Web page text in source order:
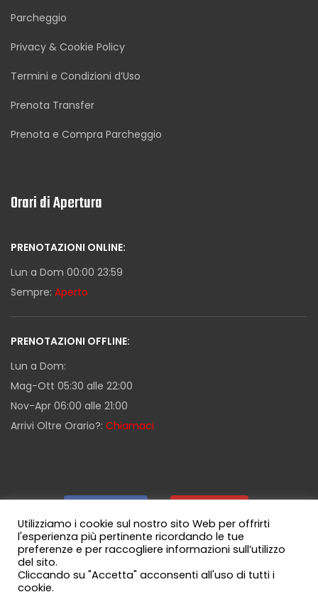
Parcheggio
Privacy & Cookie Policy
Termini e Condizioni d’Uso
Prenota Transfer
Prenota e Compra Parcheggio
Orari di Apertura
PRENOTAZIONI ONLINE:
Lun a Dom 00:00 23:59
Sempre: Aperto
PRENOTAZIONI OFFLINE:
Lun a Dom:
Mag-Ott 05:30 alle 22:00
Nov-Apr 06:00 alle 21:00
Arrivi Oltre Orario?: Chiamaci
Guida Milazzo | Canale WhatsApp
Utilizziamo i cookie sul nostro sito Web per offrirti
l'esperienza più pertinente ricordando le tue
preferenze e per raccogliere informazioni sull’utilizzo
del sito.
Cliccando su "Accetta" acconsenti all'uso di tutti i
cookie.